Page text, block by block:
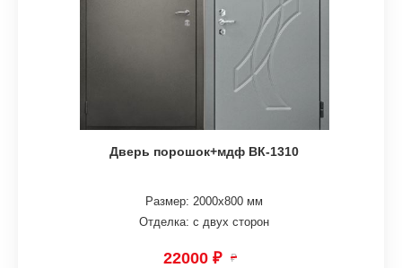
Дверь порошок+мдф ВК-1310
Размер: 2000х800 мм
Отделка: с двух сторон
22000 ₽ ₽